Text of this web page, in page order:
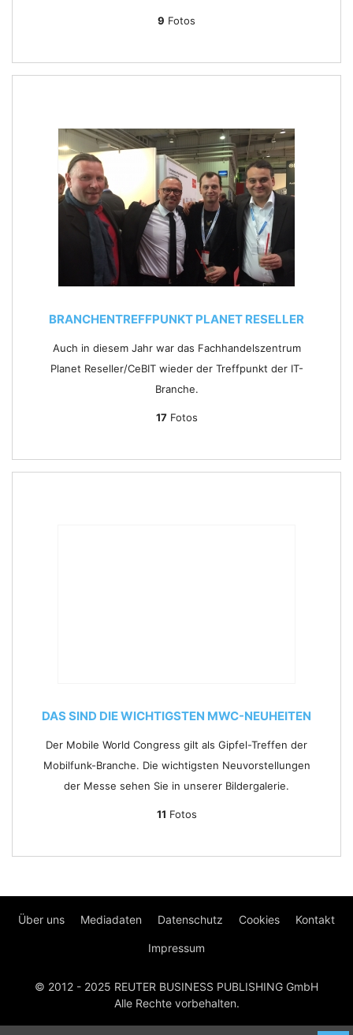
9 Fotos
BRANCHENTREFFPUNKT PLANET RESELLER
Auch in diesem Jahr war das Fachhandelszentrum
Planet Reseller/CeBIT wieder der Treffpunkt der IT-
Branche.
17Fotos
DAS SIND DIE WICHTIGSTEN MWC-NEUHEITEN
Der Mobile World Congress gilt als Gipfel-Treffen der
Mobilfunk-Branche. Die wichtigsten Neuvorstellungen
der Messe sehen Sie in unserer Bildergalerie.
11 Fotos
Über uns Mediadaten Datenschutz Cookies Kontakt
Impressum
© 2012 - 2025 REUTER BUSINESS PUBLISHING GmbH
Alle Rechte vorbehalten.